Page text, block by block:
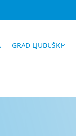
GRAD LJUBUŠKI